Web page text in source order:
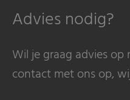
Advies nodig?
Wil je graag advies op
contact met ons op,